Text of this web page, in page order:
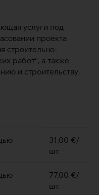
услуги под
проекта
строительно-
работ", а также
и строительству.
31,00 €/
шт.
77,00 €/
шт.